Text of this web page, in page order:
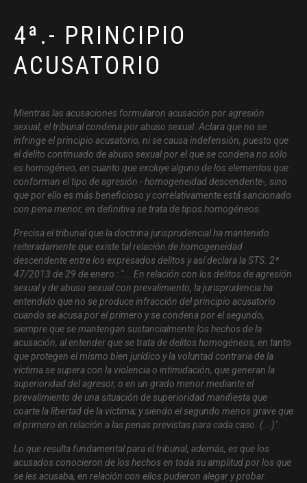
4ª.- PRINCIPIO
ACUSATORIO
Mientras las acusaciones formularon acusación por agresión
sexual, el tribunal condena por abuso sexual. Aclara que no se
infringe el principio acusatorio, ni se causa indefensión, puesto que
el delito continuado de abuso sexual por el que se condena no sólo
es homogéneo, en cuanto que excluye alguno de los elementos que
conforman el tipo de agresión - homogeneidad descendente-, sino
que por ello es más beneficioso y correlativamente está sancionado
con pena menor, en definitiva se trata de tipos homogéneos.
Precisa el tribunal que la doctrina jurisprudencial ha mantenido
reiteradamente que existe tal relación de homogeneidad
descendente entre los expresados delitos y así declara la STS. 2ª
47/2013 de 29 de enero : "... En relación con los delitos de agresión
sexual y de abuso sexual con prevalimiento, la jurisprudencia ha
entendido que no se produce infracción del principio acusatorio
cuando se acusa por el primero y se condena por el segundo,
siempre que se mantengan sustancialmente los hechos de la
acusación, al entender que se trata de delitos homogéneos, en tanto
que protegen el mismo bien jurídico y la voluntad contraria de la
víctima se supera con la violencia o intimidación, que generan la
superioridad del agresor, o en un grado menor mediante el
prevalimiento de una situación de superioridad manifiesta que
coarte la libertad de la víctima; y siendo el segundo menos grave que
el primero en relación a las penas previstas para cada caso. (...)".
Lo que resulta fundamental para el tribunal, además, es que los
acusados conocieron de los hechos en toda su amplitud por los que
se les acusaba, en relación con ellos pudieron alegar y probar